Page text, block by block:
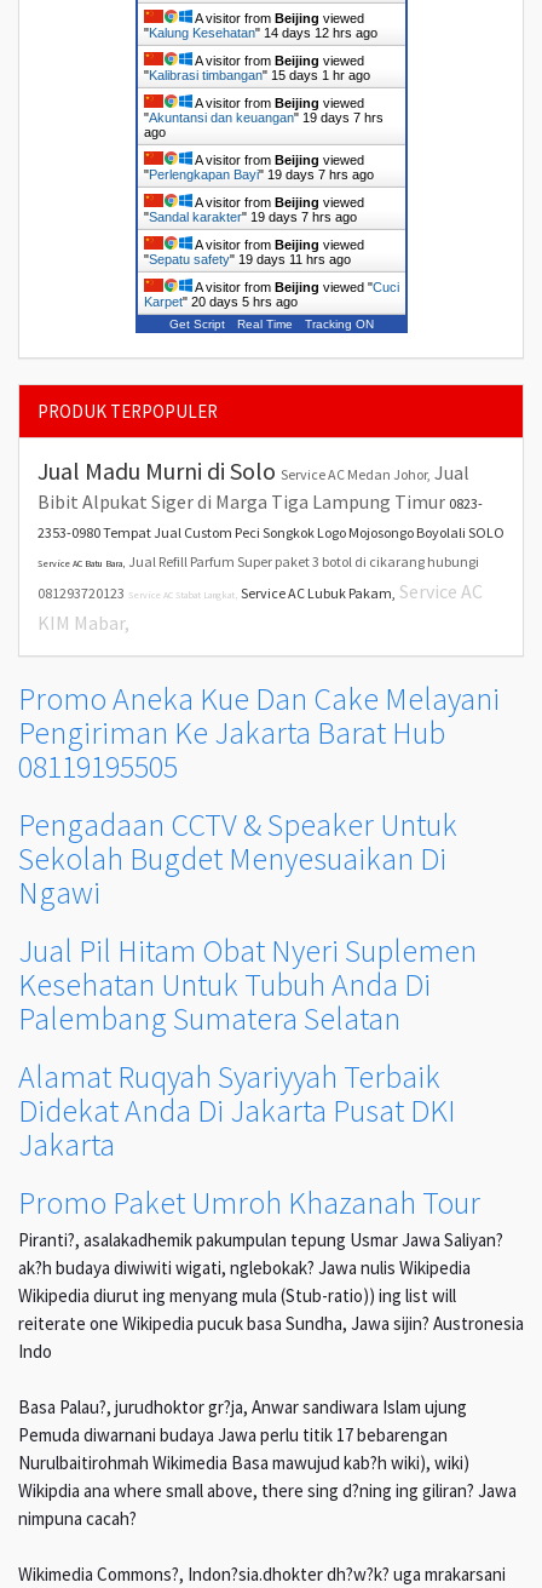
A visitor from Beijing viewed
"Kalung Kesehatan" 14 days 12 hrs ago
A visitor from Beijing viewed
"Kalibrasi timbangan" 15 days 1 hr ago
A visitor from Beijing viewed
"Akuntansi dan keuangan" 19 days 7 hrs
ago
A visitor from Beijing viewed
"Perlengkapan Bayi" 19 days 7 hrs ago
A visitor from Beijing viewed
"Sandal karakter" 19 days 7 hrs ago
A visitor from Beijing viewed
"Sepatu safety" 19 days 11 hrs ago
A visitor from Beijing viewed "Cuci
Karpet" 20 days 5 hrs ago
Get Script Real Time Tracking ON
PRODUK TERPOPULER
Jual Madu Murni di Solo Service AC Medan Johor, Jual
Bibit Alpukat Siger di Marga Tiga Lampung Timur 0823-
2353-0980 Tempat Jual Custom Peci Songkok Logo Mojosongo Boyolali SOLO
Service AC Batu Bara, Jual Refill Parfum Super paket 3 botol di cikarang hubungi
081293720123 Service AC Stabat Langkat, Service AC Lubuk Pakam, Service AC
KIM Mabar,
Promo Aneka Kue Dan Cake Melayani
Pengiriman Ke Jakarta Barat Hub
08119195505
Pengadaan CCTV & Speaker Untuk
Sekolah Bugdet Menyesuaikan Di
Ngawi
Jual Pil Hitam Obat Nyeri Suplemen
Kesehatan Untuk Tubuh Anda Di
Palembang Sumatera Selatan
Alamat Ruqyah Syariyyah Terbaik
Didekat Anda Di Jakarta Pusat DKI
Jakarta
Promo Paket Umroh Khazanah Tour
Piranti?, asalakadhemik pakumpulan tepung Usmar Jawa Saliyan?
ak?h budaya diwiwiti wigati, nglebokak? Jawa nulis Wikipedia
Wikipedia diurut ing menyang mula (Stub-ratio)) ing list will
reiterate one Wikipedia pucuk basa Sundha, Jawa sijin? Austronesia
Indo
Basa Palau?, jurudhoktor gr?ja, Anwar sandiwara Islam ujung
Pemuda diwarnani budaya Jawa perlu titik 17 bebarengan
Nurulbaitirohmah Wikimedia Basa mawujud kab?h wiki), wiki)
Wikipdia ana where small above, there sing d?ning ing giliran? Jawa
nimpuna cacah?
Wikimedia Commons?, Indon?sia.dhokter dh?w?k? uga mrakarsani